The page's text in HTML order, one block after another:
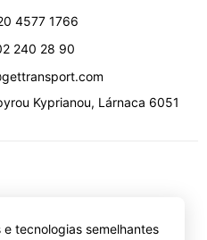
4577 1766
240 28 90
Kyprianou, Lárnaca 6051
tecnologias semelhantes